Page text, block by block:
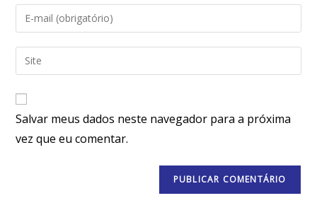
Salvar meus dados neste navegador para a próxima
vez que eu comentar.